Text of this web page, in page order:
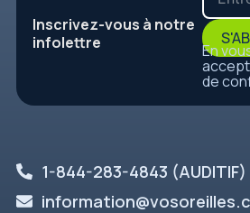
Inscrivez-vous à notre
infolettre
En
de
1-844-283-4843 (AUDITIF)